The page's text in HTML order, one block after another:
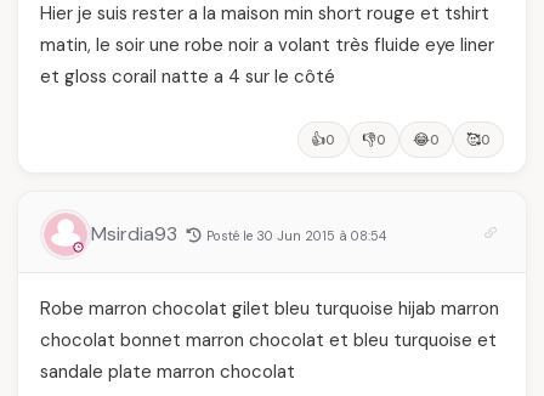
Hier je suis rester a la maison min short rouge et tshirt
matin, le soir une robe noir a volant très fluide eye liner
et gloss corail natte a 4 sur le côté
👍0 👎0 😂0 🥰0
Msirdia93 Posté le 30 Jun 2015 à 08:54
Robe marron chocolat gilet bleu turquoise hijab marron
chocolat bonnet marron chocolat et bleu turquoise et
sandale plate marron chocolat